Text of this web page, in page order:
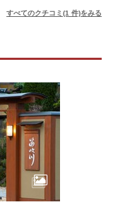
すべてのクチコミ(1 件)をみる